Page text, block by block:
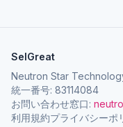
SelGreat
Neutron Star
統一番号: 83114084
お問い合わせ窓口:
利用規約プライバシーポ